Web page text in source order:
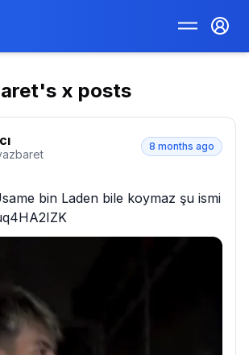
's x posts
8 months ago
bin Laden bile koymaz şu ismi